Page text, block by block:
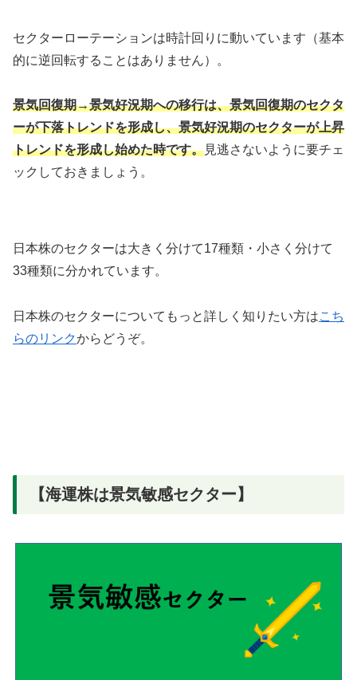
セクターローテーションは時計回りに動いています（基本
的に逆回転することはありません）。
景気回復期→景気好況期への移行は、景気回復期のセクタ
ーが下落トレンドを形成し、景気好況期のセクターが上昇
トレンドを形成し始めた時です。見逃さないように要チェ
ックしておきましょう。
日本株のセクターは大きく分けて17種類・小さく分けて
33種類に分かれています。
日本株のセクターについてもっと詳しく知りたい方はこち
らのリンクからどうぞ。
【海運株は景気敏感セクター】